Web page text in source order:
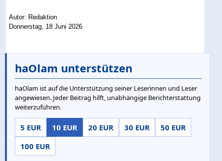
Autor: Redaktion
Donnerstag, 18 Juni 2026
haOlam unterstützen
haOlam ist auf die Unterstützung seiner Leserinnen und Leser
angewiesen. Jeder Beitrag hilft, unabhängige Berichterstattung
weiterzuführen.
5 EUR 10 EUR 20 EUR 30 EUR
50 EUR
100 EUR